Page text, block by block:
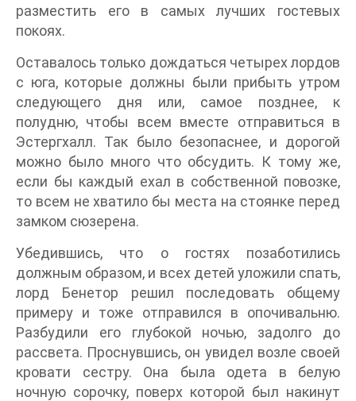
разместить его в самых лучших гостевых
покоях.
Оставалось только дождаться четырех лордов
с юга, которые должны были прибыть утром
следующего дня или, самое позднее, к
полудню, чтобы всем вместе отправиться в
Эстергхалл. Так было безопаснее, и дорогой
можно было много что обсудить. К тому же,
если бы каждый ехал в собственной повозке,
то всем не хватило бы места на стоянке перед
замком сюзерена.
Убедившись, что о гостях позаботились
должным образом, и всех детей уложили спать,
лорд Бенетор решил последовать общему
примеру и тоже отправился в опочивальню.
Разбудили его глубокой ночью, задолго до
рассвета. Проснувшись, он увидел возле своей
кровати сестру. Она была одета в белую
ночную сорочку, поверх которой был накинут